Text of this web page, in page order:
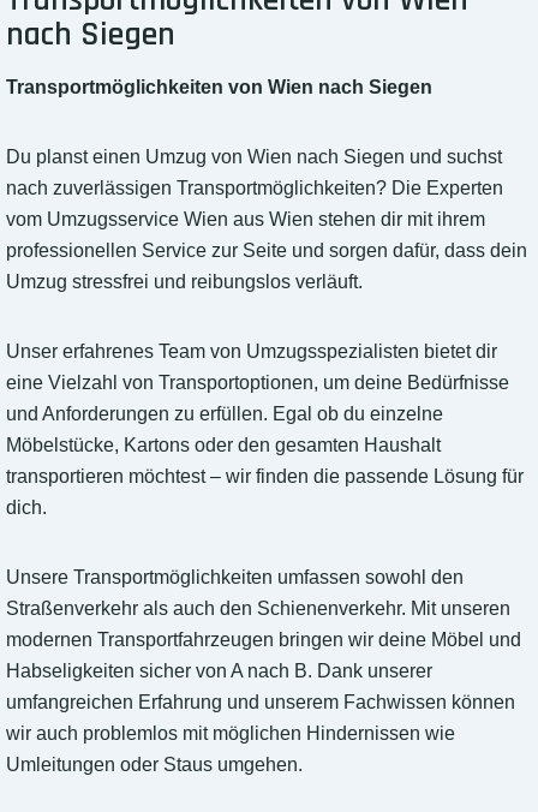
nach Siegen
Transportmöglichkeiten von Wien nach Siegen
Du planst einen Umzug von Wien nach Siegen und suchst
nach zuverlässigen Transportmöglichkeiten? Die Experten
vom Umzugsservice Wien aus Wien stehen dir mit ihrem
professionellen Service zur Seite und sorgen dafür, dass dein
Umzug stressfrei und reibungslos verläuft.
Unser erfahrenes Team von Umzugsspezialisten bietet dir
eine Vielzahl von Transportoptionen, um deine Bedürfnisse
und Anforderungen zu erfüllen. Egal ob du einzelne
Möbelstücke, Kartons oder den gesamten Haushalt
transportieren möchtest – wir finden die passende Lösung für
dich.
Unsere Transportmöglichkeiten umfassen sowohl den
Straßenverkehr als auch den Schienenverkehr. Mit unseren
modernen Transportfahrzeugen bringen wir deine Möbel und
Habseligkeiten sicher von A nach B. Dank unserer
umfangreichen Erfahrung und unserem Fachwissen können
wir auch problemlos mit möglichen Hindernissen wie
Umleitungen oder Staus umgehen.